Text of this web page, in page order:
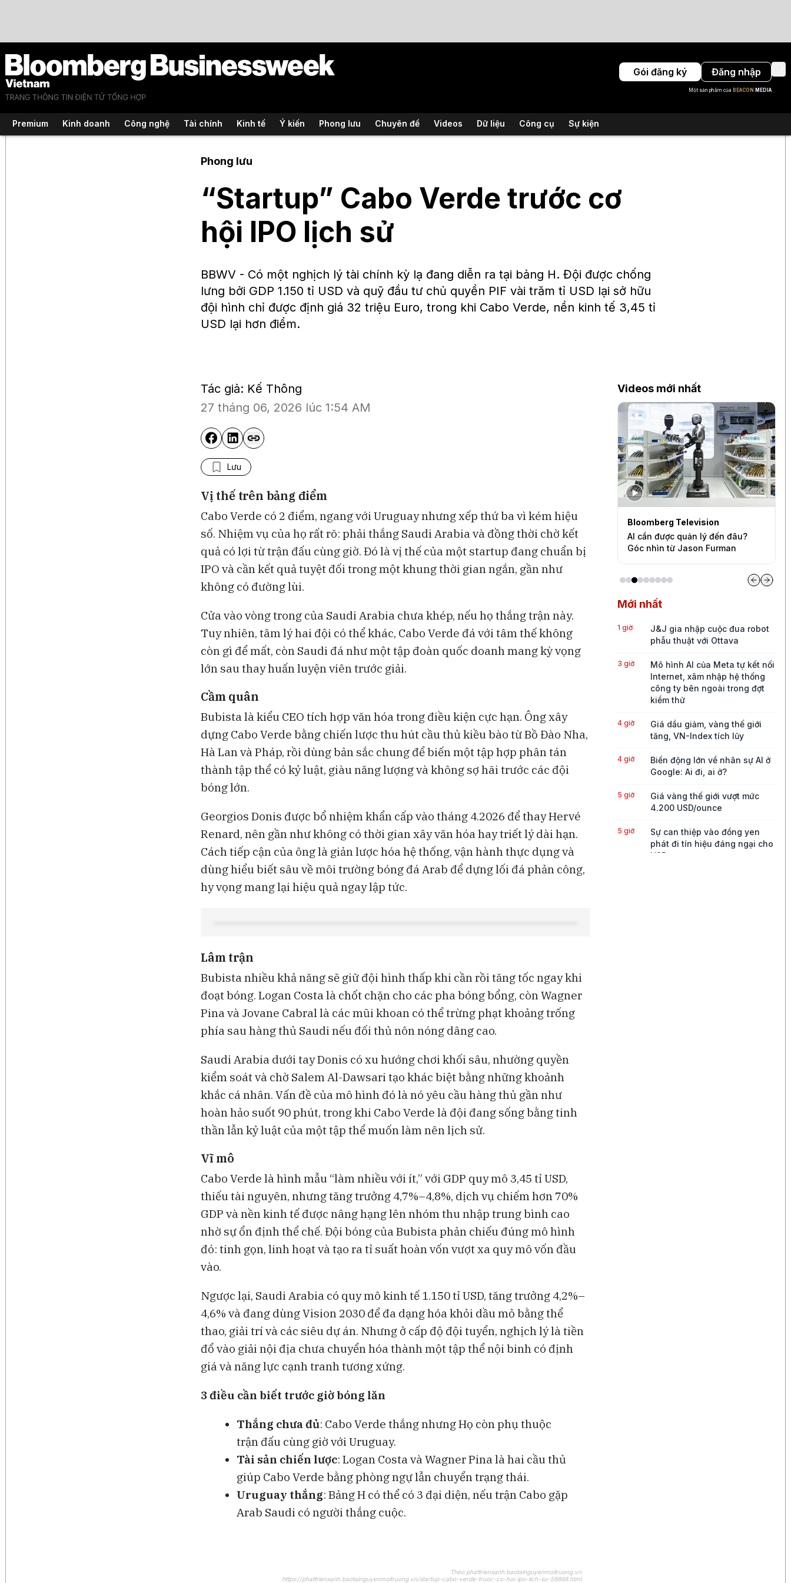
Gói đăng ký Đăng nhập
Một sản phẩm của BEACON MEDIA
Premium Kinh doanh Công nghệ Tài chính Kinh tế Ý kiến Phong lưu Chuyên đề Videos Dữ liệu Công cụ Sự kiện
Phong lưu
“Startup” Cabo Verde trước cơ
hội IPO lịch sử
BBWV - Có một nghịch lý tài chính kỳ lạ đang diễn ra tại bảng H. Đội được chống
lưng bởi GDP 1.150 tỉ USD và quỹ đầu tư chủ quyền PIF vài trăm tỉ USD lại sở hữu
đội hình chỉ được định giá 32 triệu Euro, trong khi Cabo Verde, nền kinh tế 3,45 tỉ
USD lại hơn điểm.
Tác giả: Kế Thông
27 tháng 06, 2026 lúc 1:54 AM
Lưu
Vị thế trên bảng điểm
Cabo Verde có 2 điểm, ngang với Uruguay nhưng xếp thứ ba vì kém hiệu
số. Nhiệm vụ của họ rất rõ: phải thắng Saudi Arabia và đồng thời chờ kết
quả có lợi từ trận đấu cùng giờ. Đó là vị thế của một startup đang chuẩn bị
IPO và cần kết quả tuyệt đối trong một khung thời gian ngắn, gần như
không có đường lùi.
Cửa vào vòng trong của Saudi Arabia chưa khép, nếu họ thắng trận này.
Tuy nhiên, tâm lý hai đội có thể khác, Cabo Verde đá với tâm thế không
còn gì để mất, còn Saudi đá như một tập đoàn quốc doanh mang kỳ vọng
lớn sau thay huấn luyện viên trước giải.
Cầm quân
Bubista là kiểu CEO tích hợp văn hóa trong điều kiện cực hạn. Ông xây
dựng Cabo Verde bằng chiến lược thu hút cầu thủ kiều bào từ Bồ Đào Nha,
Hà Lan và Pháp, rồi dùng bản sắc chung để biến một tập hợp phân tán
thành tập thể có kỷ luật, giàu năng lượng và không sợ hãi trước các đội
bóng lớn.
Georgios Donis được bổ nhiệm khẩn cấp vào tháng 4.2026 để thay Hervé
Renard, nên gần như không có thời gian xây văn hóa hay triết lý dài hạn.
Cách tiếp cận của ông là giản lược hóa hệ thống, vận hành thực dụng và
dùng hiểu biết sâu về môi trường bóng đá Arab để dựng lối đá phản công,
hy vọng mang lại hiệu quả ngay lập tức.
Lâm trận
Bubista nhiều khả năng sẽ giữ đội hình thấp khi cần rồi tăng tốc ngay khi
đoạt bóng. Logan Costa là chốt chặn cho các pha bóng bổng, còn Wagner
Pina và Jovane Cabral là các mũi khoan có thể trừng phạt khoảng trống
phía sau hàng thủ Saudi nếu đối thủ nôn nóng dâng cao.
Saudi Arabia dưới tay Donis có xu hướng chơi khối sâu, nhường quyền
kiểm soát và chờ Salem Al-Dawsari tạo khác biệt bằng những khoảnh
khắc cá nhân. Vấn đề của mô hình đó là nó yêu cầu hàng thủ gần như
hoàn hảo suốt 90 phút, trong khi Cabo Verde là đội đang sống bằng tinh
thần lẫn kỷ luật của một tập thể muốn làm nên lịch sử.
Vĩ mô
Cabo Verde là hình mẫu “làm nhiều với ít,” với GDP quy mô 3,45 tỉ USD,
thiếu tài nguyên, nhưng tăng trưởng 4,7%–4,8%, dịch vụ chiếm hơn 70%
GDP và nền kinh tế được nâng hạng lên nhóm thu nhập trung bình cao
nhờ sự ổn định thể chế. Đội bóng của Bubista phản chiếu đúng mô hình
đó: tinh gọn, linh hoạt và tạo ra tỉ suất hoàn vốn vượt xa quy mô vốn đầu
vào.
Ngược lại, Saudi Arabia có quy mô kinh tế 1.150 tỉ USD, tăng trưởng 4,2%–
4,6% và đang dùng Vision 2030 để đa dạng hóa khỏi dầu mỏ bằng thể
thao, giải trí và các siêu dự án. Nhưng ở cấp độ đội tuyển, nghịch lý là tiền
đổ vào giải nội địa chưa chuyển hóa thành một tập thể nội binh có định
giá và năng lực cạnh tranh tương xứng.
3 điều cần biết trước giờ bóng lăn
Thắng chưa đủ: Cabo Verde thắng nhưng Họ còn phụ thuộc
trận đấu cùng giờ với Uruguay.
Tài sản chiến lược: Logan Costa và Wagner Pina là hai cầu thủ
giúp Cabo Verde bằng phòng ngự lẫn chuyển trạng thái.
Uruguay thắng: Bảng H có thể có 3 đại diện, nếu trận Cabo gặp
Arab Saudi có người thắng cuộc.
Videos mới nhất
Bloomberg Television
J&J gia nhập cuộc đua robot
phẫu thuật với Ottava
BAM Studios
Thị trường chứng khoán nửa cuối
2026: Phân hoá mạnh, rủi ro từ tỉ
Bloomberg Television
AI cần được quản lý đến đâu?
Góc nhìn từ Jason Furman
Mới nhất
1 giờ
J&J gia nhập cuộc đua robot
phẫu thuật với Ottava
3 giờ
Mô hình AI của Meta tự kết nối
Internet, xâm nhập hệ thống
công ty bên ngoài trong đợt
kiểm thử
4 giờ
Giá dầu giảm, vàng thế giới
tăng, VN-Index tích lũy
4 giờ
Biến động lớn về nhân sự AI ở
Google: Ai đi, ai ở?
5 giờ
Giá vàng thế giới vượt mức
4.200 USD/ounce
5 giờ
Sự can thiệp vào đồng yen
phát đi tín hiệu đáng ngại cho
USD
Theo phattrienxanh.baotainguyenmoitruong.vn
https://phattrienxanh.baotainguyenmoitruong.vn/startup-cabo-verde-truoc-co-hoi-ipo-lich-su-58868.html